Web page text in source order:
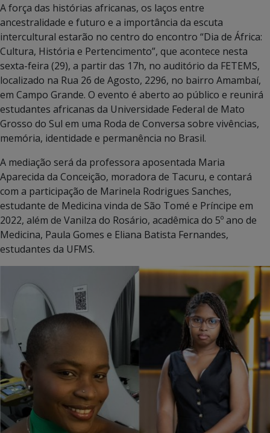
A força das histórias africanas, os laços entre
ancestralidade e futuro e a importância da escuta
intercultural estarão no centro do encontro “Dia de África:
Cultura, História e Pertencimento”, que acontece nesta
sexta-feira (29), a partir das 17h, no auditório da FETEMS,
localizado na Rua 26 de Agosto, 2296, no bairro Amambaí,
em Campo Grande. O evento é aberto ao público e reunirá
estudantes africanas da Universidade Federal de Mato
Grosso do Sul em uma Roda de Conversa sobre vivências,
memória, identidade e permanência no Brasil.
A mediação será da professora aposentada Maria
Aparecida da Conceição, moradora de Tacuru, e contará
com a participação de Marinela Rodrigues Sanches,
estudante de Medicina vinda de São Tomé e Príncipe em
2022, além de Vanilza do Rosário, acadêmica do 5º ano de
Medicina, Paula Gomes e Eliana Batista Fernandes,
estudantes da UFMS.